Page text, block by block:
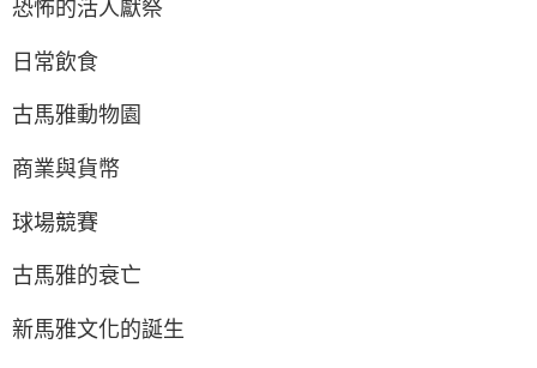
恐怖的活人獻祭
日常飲食
古馬雅動物園
商業與貨幣
球場競賽
古馬雅的衰亡
新馬雅文化的誕生